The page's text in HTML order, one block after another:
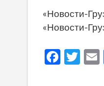
«Новости-
«Новости-
F
T